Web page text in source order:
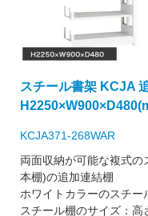
スチール書架 KCJA
KCJA371-268WAR
両面収納が可能な複式の
本棚)の追加連結棚
ホワイトカラーのスチー
スチール棚のサイズ：